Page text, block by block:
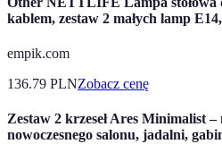
kablem, zestaw 2 małych lamp
empik.com
136.79 PLNZobacz cenę
Zestaw 2 krzeseł Ares Minimalist –
nowoczesnego salonu, jadalni,